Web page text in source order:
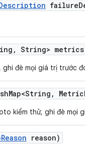
failure
, String>
đè mọi giá trị trước
Map<String , Metric
kiểm thử, ghi đè mọi
Reason reason)